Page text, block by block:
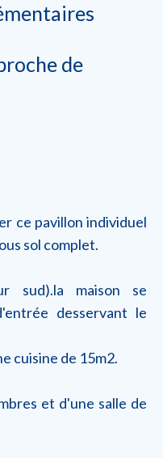
de
ce pavillon individuel
sol complet.
sud).la maison se
desservant le
cuisine de 15m2.
et d'une salle de